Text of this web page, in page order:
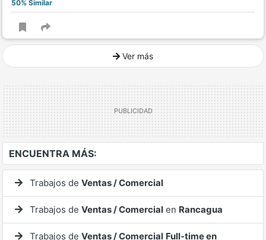
50% Similar
Ver más
ENCUENTRA MÁS:
Trabajos de Ventas / Comercial
Trabajos de Ventas / Comercial en Rancagua
Trabajos de Ventas / Comercial Full-time en